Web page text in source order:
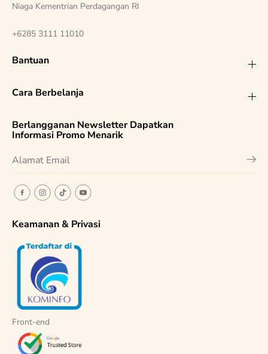
Niaga Kementrian Perdagangan RI
+6285 3111 11010
Bantuan
Cara Berbelanja
Berlangganan Newsletter Dapatkan
Informasi Promo Menarik
Keamanan & Privasi
Front-end